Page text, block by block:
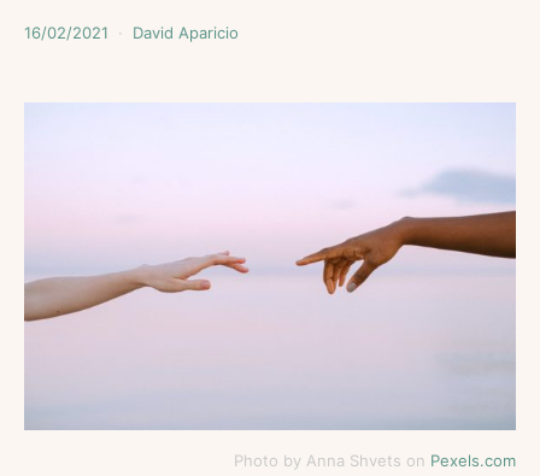
16/02/2021 David Aparicio
Photo by Anna Shvets on Pexels.com